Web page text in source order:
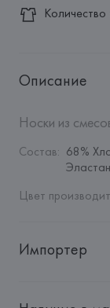
Описание
Носки из
Состав: 68%
Цвет
Импортер